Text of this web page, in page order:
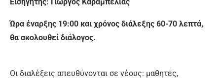
Ώρα έναρξης 19:00 και χρόνος διάλεξης 60-70 λεπτά,
θα ακολουθεί διάλογος.
Οι διαλέξεις απευθύνονται σε νέους: μαθητές,